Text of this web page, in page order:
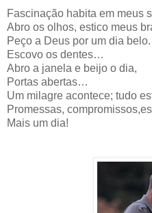
Fascinação habita em meus
Abro os olhos, estico meus
Peço a Deus por um dia belo.
Escovo os dentes…
Abro a janela e beijo o dia,
Portas abertas…
Um milagre acontece; tudo
Promessas,
Mais um dia!